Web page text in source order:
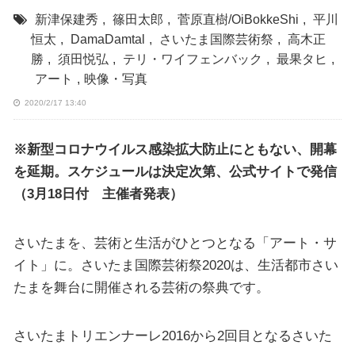
新津保建秀 , 篠田太郎 , 菅原直樹/OiBokkeShi , 平川
恒太 , DamaDamtal , さいたま国際芸術祭 , 高木正
勝 , 須田悦弘 , テリ・ワイフェンバック , 最果タヒ ,
アート , 映像・写真
2020/2/17 13:40
※新型コロナウイルス感染拡大防止にともない、開幕
を延期。スケジュールは決定次第、公式サイトで発信
（3月18日付 主催者発表）
さいたまを、芸術と生活がひとつとなる「アート・サ
イト」に。さいたま国際芸術祭2020は、生活都市さい
たまを舞台に開催される芸術の祭典です。
さいたまトリエンナーレ2016から2回目となるさいた